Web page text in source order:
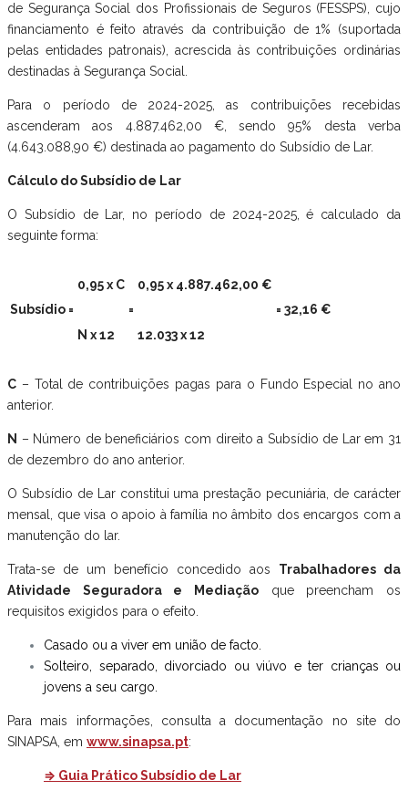
de Segurança Social dos Profissionais de Seguros (FESSPS), cujo
financiamento é feito através da contribuição de 1% (suportada
pelas entidades patronais), acrescida às contribuições ordinárias
destinadas à Segurança Social.
Para o período de 2024-2025, as contribuições recebidas
ascenderam aos 4.887.462,00 €, sendo 95% desta verba
(4.643.088,90 €) destinada ao pagamento do Subsídio de Lar.
Cálculo do Subsídio de Lar
O Subsídio de Lar, no período de 2024-2025, é calculado da
seguinte forma:
Subsídio =
0,95 x C
=
0,95 x 4.887.462,00 €
= 32,16 €
N x 12
12.033 x 12
C – Total de contribuições pagas para o Fundo Especial no ano
anterior.
N – Número de beneficiários com direito a Subsídio de Lar em 31
de dezembro do ano anterior.
O Subsídio de Lar constitui uma prestação pecuniária, de carácter
mensal, que visa o apoio à família no âmbito dos encargos com a
manutenção do lar.
Trata-se de um benefício concedido aos Trabalhadores da
Atividade Seguradora e Mediação que preencham os
requisitos exigidos para o efeito.
Casado ou a viver em união de facto.
Solteiro, separado, divorciado ou viúvo e ter crianças ou
jovens a seu cargo.
Para mais informações, consulta a documentação no site do
SINAPSA, em www.sinapsa.pt:
⇒ Guia Prático Subsídio de Lar